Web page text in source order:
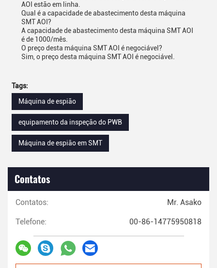
AOI estão em linha.
Qual é a capacidade de abastecimento desta máquina
SMT AOI?
A capacidade de abastecimento desta máquina SMT AOI
é de 1000/mês.
O preço desta máquina SMT AOI é negociável?
Sim, o preço desta máquina SMT AOI é negociável.
Tags:
Máquina de espião
equipamento da inspeção do PWB
Máquina de espião em SMT
Contatos
Contatos: Mr. Asako
Telefone: 00-86-14775950818